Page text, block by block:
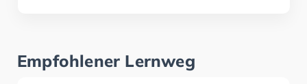
Empfohlener Lernweg